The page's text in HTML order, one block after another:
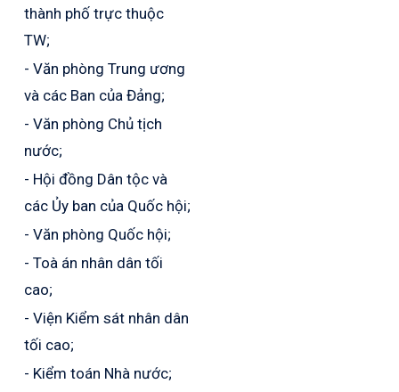
thành phố trực thuộc
TW;
- Văn phòng Trung ương
và các Ban của Đảng;
- Văn phòng Chủ tịch
nước;
- Hội đồng Dân tộc và
các Ủy ban của Quốc hội;
- Văn phòng Quốc hội;
- Toà án nhân dân tối
cao;
- Viện Kiểm sát nhân dân
tối cao;
- Kiểm toán Nhà nước;